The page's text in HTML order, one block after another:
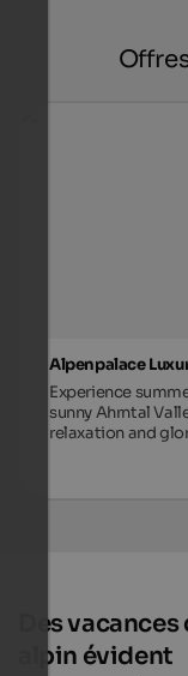
Alpenpalace
Experience
sunny Ahrntal
relaxation and
Des
alpin évident